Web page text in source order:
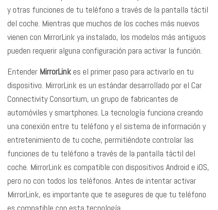
y otras funciones de tu teléfono a través de la pantalla táctil
del coche. Mientras que muchos de los coches más nuevos
vienen con MirrorLink ya instalado, los modelos más antiguos
pueden requerir alguna configuración para activar la función.
Entender MirrorLink es el primer paso para activarlo en tu
dispositivo. MirrorLink es un estándar desarrollado por el Car
Connectivity Consortium, un grupo de fabricantes de
automóviles y smartphones. La tecnología funciona creando
una conexión entre tu teléfono y el sistema de información y
entretenimiento de tu coche, permitiéndote controlar las
funciones de tu teléfono a través de la pantalla táctil del
coche. MirrorLink es compatible con dispositivos Android e iOS,
pero no con todos los teléfonos. Antes de intentar activar
MirrorLink, es importante que te asegures de que tu teléfono
es compatible con esta tecnología.